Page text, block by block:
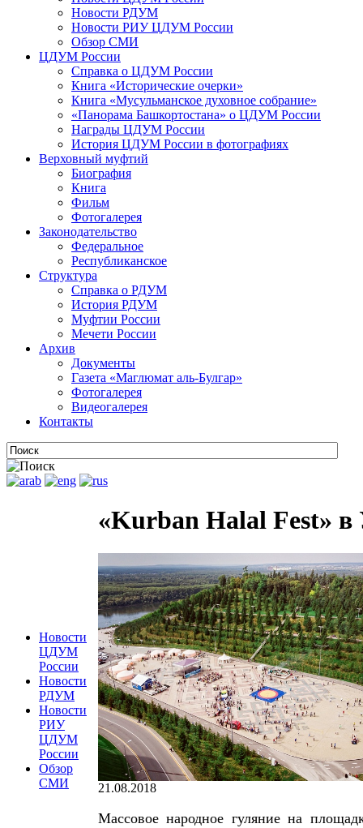
Новости РДУМ
Новости РИУ ЦДУМ России
Обзор СМИ
ЦДУМ России
Справка о ЦДУМ России
Книга «Исторические очерки»
Книга «Мусульманское духовное собрание»
«Панорама Башкортостана» о ЦДУМ России
Награды ЦДУМ России
История ЦДУМ России в фотографиях
Верховный муфтий
Биография
Книга
Фильм
Фотогалерея
Законодательство
Федеральное
Республиканское
Структура
Справка о РДУМ
История РДУМ
Муфтии России
Мечети России
Архив
Документы
Газета «Маглюмат аль-Булгар»
Фотогалерея
Видеогалерея
Контакты
Новости
ЦДУМ
России
Новости
РДУМ
Новости
РИУ
ЦДУМ
России
Обзор
СМИ
«Kurban Halal Fest» в
21.08.2018
Массовое народное гуляние на